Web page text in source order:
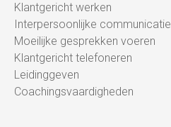
Klantgericht werken
Interpersoonlijke communicatie
Moeilijke gesprekken voeren
Klantgericht telefoneren
Leidinggeven
Coachingsvaardigheden